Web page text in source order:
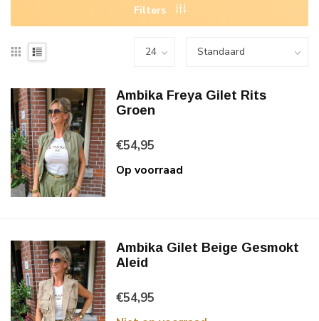
Filters
Ambika Freya Gilet Rits
Groen
€54,95
Op voorraad
Ambika Gilet Beige Gesmokt
Aleid
€54,95